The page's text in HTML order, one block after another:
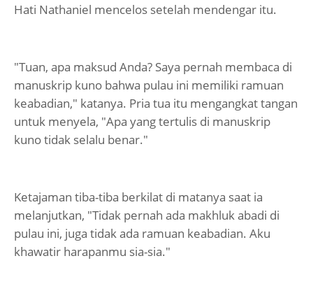
Hati Nathaniel mencelos setelah mendengar itu.
"Tuan, apa maksud Anda? Saya pernah membaca di
manuskrip kuno bahwa pulau ini memiliki ramuan
keabadian," katanya. Pria tua itu mengangkat tangan
untuk menyela, "Apa yang tertulis di manuskrip
kuno tidak selalu benar."
Ketajaman tiba-tiba berkilat di matanya saat ia
melanjutkan, "Tidak pernah ada makhluk abadi di
pulau ini, juga tidak ada ramuan keabadian. Aku
khawatir harapanmu sia-sia."